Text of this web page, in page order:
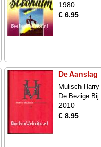
1980
€ 6.95
De Aanslag
Mulisch Harry
De Bezige Bij
2010
€ 8.95